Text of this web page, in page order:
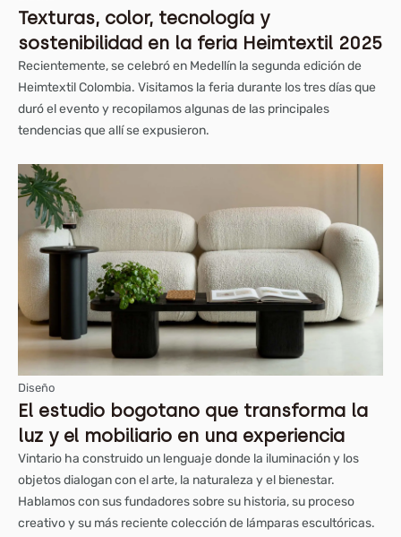
Texturas, color, tecnología y
sostenibilidad en la feria Heimtextil 2025
Recientemente, se celebró en Medellín la segunda edición de
Heimtextil Colombia. Visitamos la feria durante los tres días que
duró el evento y recopilamos algunas de las principales
tendencias que allí se expusieron.
Diseño
El estudio bogotano que transforma la
luz y el mobiliario en una experiencia
Vintario ha construido un lenguaje donde la iluminación y los
objetos dialogan con el arte, la naturaleza y el bienestar.
Hablamos con sus fundadores sobre su historia, su proceso
creativo y su más reciente colección de lámparas escultóricas.